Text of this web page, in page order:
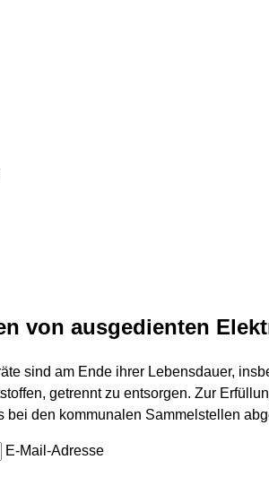
von ausgedienten
sind am Ende ihrer Lebensdauer,
getrennt zu entsorgen. Zur
bei den kommunalen Sammelstellen
E-Mail-Adresse